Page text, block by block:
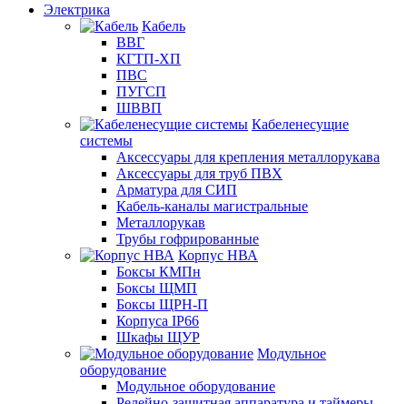
Электрика
Кабель
ВВГ
КГТП-ХП
ПВС
ПУГСП
ШВВП
Кабеленесущие
системы
Аксессуары для крепления металлорукава
Аксессуары для труб ПВХ
Арматура для СИП
Кабель-каналы магистральные
Металлорукав
Трубы гофрированные
Корпус НВА
Боксы КМПн
Боксы ЩМП
Боксы ЩРН-П
Корпуса IP66
Шкафы ЩУР
Модульное
оборудование
Модульное оборудование